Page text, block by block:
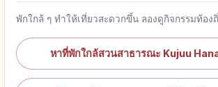
พักใกล้ ๆ ทำให้เที่ยวสะดวกขึ้น ลองดูกิจกรรมท้อง
หาที่พักใกล้สวนสาธารณะ Kujuu